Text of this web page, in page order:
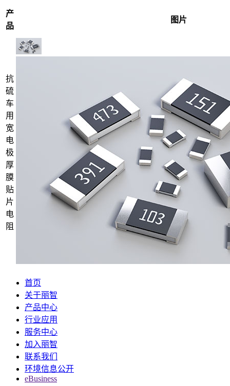
产
品
图片
抗
硫
车
用
宽
电
极
厚
膜
贴
片
电
阻
首页
关于丽智
产品中心
行业应用
服务中心
加入丽智
联系我们
环境信息公开
eBusiness